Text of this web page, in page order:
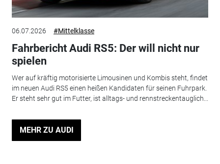
06.07.2026 #Mittelklasse
Fahrbericht Audi RS5: Der will nicht nur
spielen
Wer auf kräftig motorisierte Limousinen und Kombis steht, findet
im neuen Audi RS5 einen heißen Kandidaten für seinen Fuhrpark.
Er steht sehr gut im Futter, ist alltags- und rennstreckentauglich...
MEHR ZU AUDI